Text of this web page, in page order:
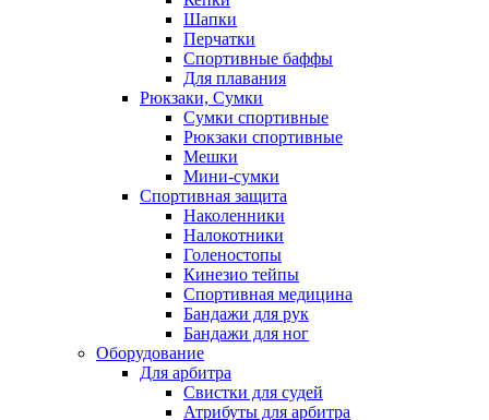
Шапки
Перчатки
Спортивные баффы
Для плавания
Рюкзаки, Сумки
Сумки спортивные
Рюкзаки спортивные
Мешки
Мини-сумки
Спортивная защита
Наколенники
Налокотники
Голеностопы
Кинезио тейпы
Спортивная медицина
Бандажи для рук
Бандажи для ног
Оборудование
Для арбитра
Свистки для судей
Атрибуты для арбитра